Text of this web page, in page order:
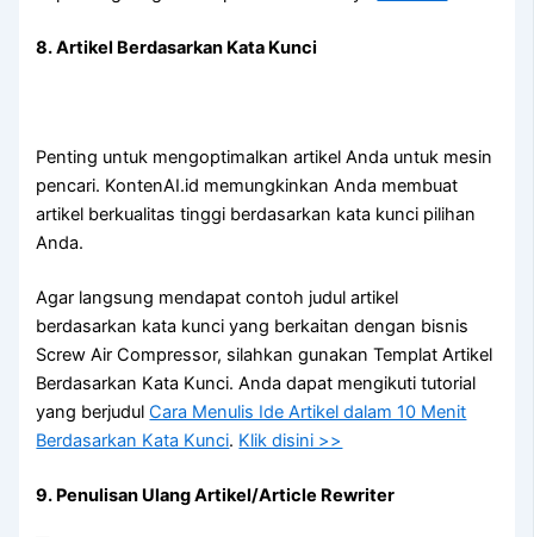
8. Artikel Berdasarkan Kata Kunci
Penting untuk mengoptimalkan artikel Anda untuk mesin
pencari. KontenAI.id memungkinkan Anda membuat
artikel berkualitas tinggi berdasarkan kata kunci pilihan
Anda.
Agar langsung mendapat contoh judul artikel
berdasarkan kata kunci yang berkaitan dengan bisnis
Screw Air Compressor, silahkan gunakan Templat Artikel
Berdasarkan Kata Kunci. Anda dapat mengikuti tutorial
yang berjudulCara Menulis Ide Artikel dalam 10 Menit
Berdasarkan Kata Kunci. Klik disini >>
9. Penulisan Ulang Artikel/Article Rewriter